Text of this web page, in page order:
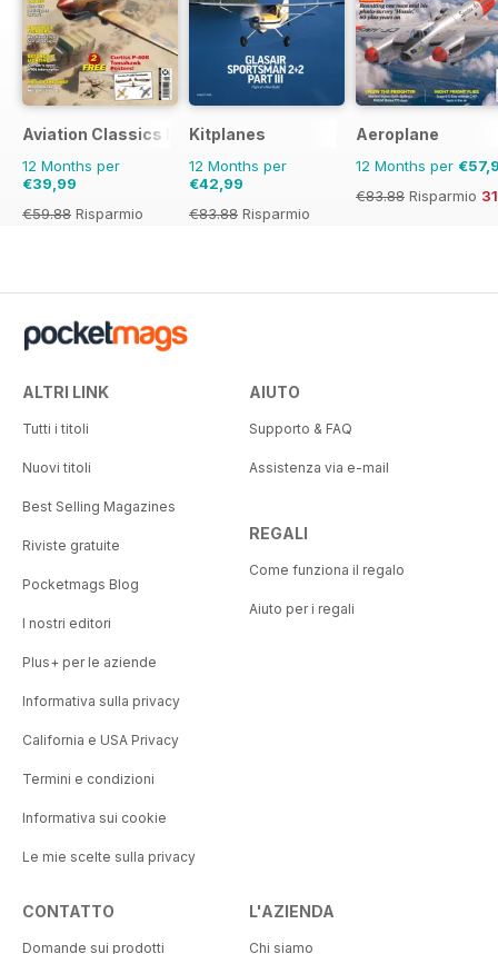
Aviation Classics Monthly
12 Months per
€39,99
€59.88 Risparmio
Kitplanes
12 Months per
€42,99
€83.88 Risparmio
Aeroplane
12 Months per
€83.88 Risparmio
ALTRI LINK
Tutti i titoli
Nuovi titoli
Best Selling Magazines
Riviste gratuite
Pocketmags Blog
I nostri editori
Plus+ per le aziende
Informativa sulla privacy
California e USA Privacy
Termini e condizioni
Informativa sui cookie
Le mie scelte sulla privacy
AIUTO
Supporto & FAQ
Assistenza via e-mail
REGALI
Come funziona il regalo
Aiuto per i regali
CONTATTO
Domande sui prodotti
L'AZIENDA
Chi siamo